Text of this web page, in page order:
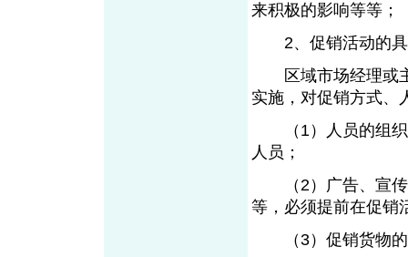
来积极的影响等等；
2、促销活动的具
区域市场经理或主
实施，对促销方式、
（1）人员的组织
人员；
（2）广告、宣传
等，必须提前在促销
（3）促销货物的